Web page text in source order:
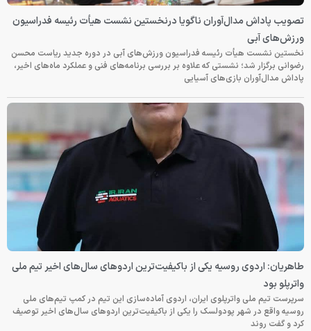
تصویب پاداش مدال‌آوران ناگویا درنخستین نشست هیأت رئیسه فدراسیون
ورزش‌های آبی
نخستین نشست هیأت رئیسه فدراسیون ورزش‌های آبی در دوره جدید ریاست محسن
رضوانی برگزار شد؛ نشستی که علاوه بر بررسی برنامه‌های فنی و عملکرد ماه‌های اخیر،
پاداش مدال‌آوران بازی‌های آسیایی
طاهریان: اردوی روسیه یکی از باکیفیت‌ترین اردوهای سال‌های اخیر تیم ملی
واترپلو بود
سرپرست تیم ملی واترپلوی ایران، اردوی آماده‌سازی این تیم در کمپ تیم‌های ملی
روسیه واقع در شهر پودولسک را یکی از باکیفیت‌ترین اردوهای سال‌های اخیر توصیف
کرد و گفت روند